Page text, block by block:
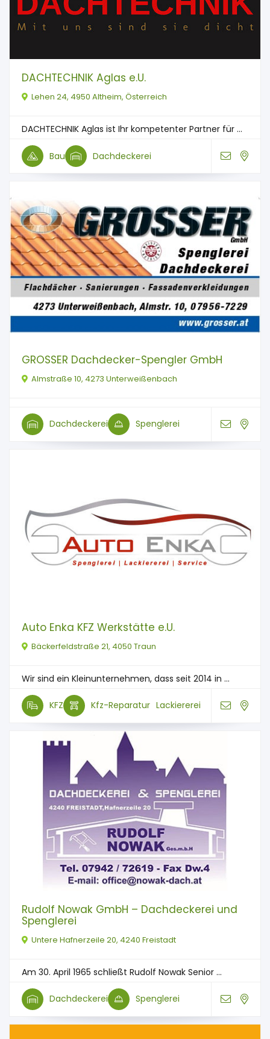
DACHTECHNIK Aglas e.U.
Lehen 24, 4950 Altheim, Österreich
DACHTECHNIK Aglas ist Ihr kompetenter Partner für ...
Bau Dachdeckerei
GROSSER Dachdecker-Spengler GmbH
Almstraße 10, 4273 Unterweißenbach
Dachdeckerei Spenglerei
Auto Enka KFZ Werkstätte e.U.
Bäckerfeldstraße 21, 4050 Traun
Wir sind ein Kleinunternehmen, dass seit 2014 in ...
KFZ Kfz-Reparatur Lackiererei
Rudolf Nowak GmbH – Dachdeckerei und
Spenglerei
Untere Hafnerzeile 20, 4240 Freistadt
Am 30. April 1965 schließt Rudolf Nowak Senior ...
Dachdeckerei Spenglerei